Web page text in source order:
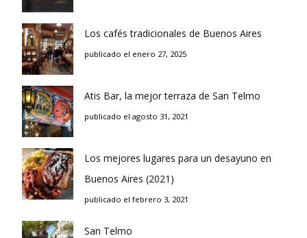
Los cafés tradicionales de Buenos Aires
publicado el enero 27, 2025
Atis Bar, la mejor terraza de San Telmo
publicado el agosto 31, 2021
Los mejores lugares para un desayuno en
Buenos Aires (2021)
publicado el febrero 3, 2021
San Telmo